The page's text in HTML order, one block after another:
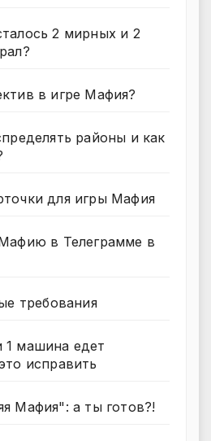
2 мирных и 2
в игре Мафия?
районы и как
для игры Мафия
в Телеграмме в
требования
машина едет
исправить
Мафия": а ты готов?!